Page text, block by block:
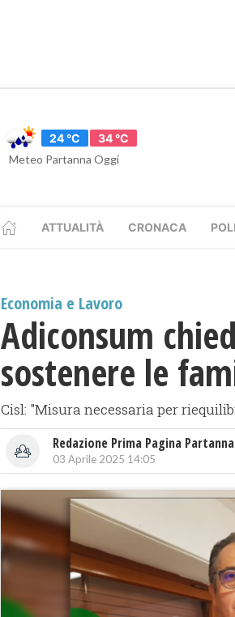
24 °C
34 °C
Meteo Partanna Oggi
ATTUALITÀ CRONACA
Economia e Lavoro
Adiconsum
sostenere le
Cisl: "Misura necessaria per
Redazione Prima Pagina Partanna
03 Aprile 2025 14:05